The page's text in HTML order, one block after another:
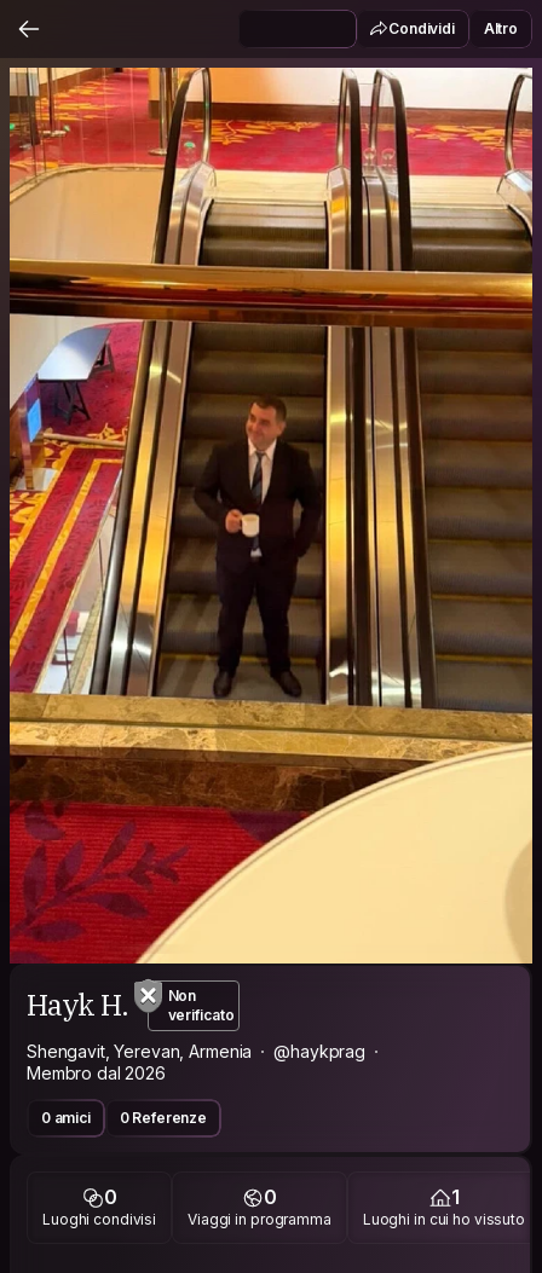
Condividi Altro
Hayk H.
Non
verificato
Shengavit, Yerevan, Armenia
@haykprag
Membro dal 2026
0 amici 0 Referenze
0
Luoghi condivisi
0
Viaggi in programma
1
Luoghi in cui ho vissuto